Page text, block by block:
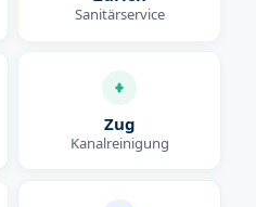
Sanitärservice
Zug
Kanalreinigung